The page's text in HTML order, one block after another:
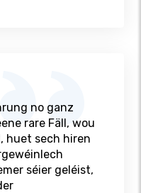
no ganz
rare Fäll, wou
huet sech hiren
séier geléist,